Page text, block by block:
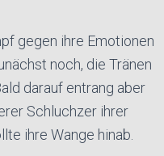
gegen ihre Emotionen
noch, die Tränen
darauf entrang aber
Schluchzer ihrer
ihre Wange hinab.